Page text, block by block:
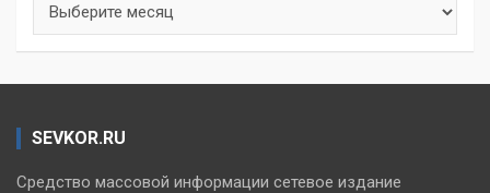
SEVKOR.RU
Средство массовой информации сетевое издание